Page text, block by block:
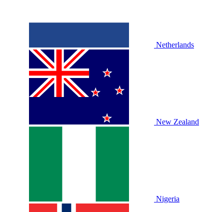
Netherlands
New Zealand
Nigeria